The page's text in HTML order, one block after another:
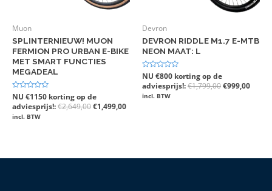
Muon
SPLINTERNIEUW! MUON
FERMION PRO URBAN E-BIKE
MET SMART FUNCTIES
MEGADEAL
Gewaardeerd
0
uit
5
NU €1150 korting op de
adviesprijs!:€2,649,00€1,499,00
incl. BTW
Devron
DEVRON RIDDLE M1.7 E-MTB
NEON MAAT: L
Gewaardeerd
0
uit
5
NU €800 korting op de
adviesprijs!:€1,799,00€999,00
incl. BTW